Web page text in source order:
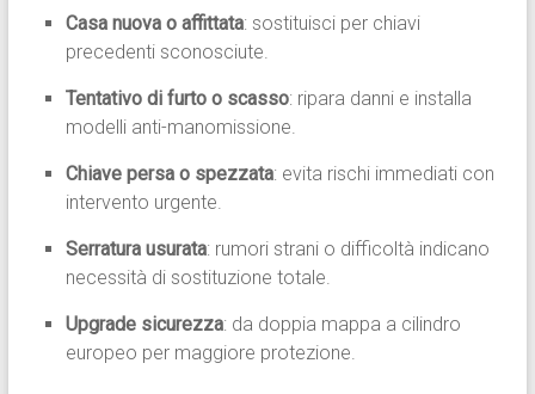
Casa nuova o affittata: sostituisci per chiavi
precedenti sconosciute.
Tentativo di furto o scasso: ripara danni e installa
modelli anti-manomissione.
Chiave persa o spezzata: evita rischi immediati con
intervento urgente.
Serratura usurata: rumori strani o difficoltà indicano
necessità di sostituzione totale.
Upgrade sicurezza: da doppia mappa a cilindro
europeo per maggiore protezione.​​